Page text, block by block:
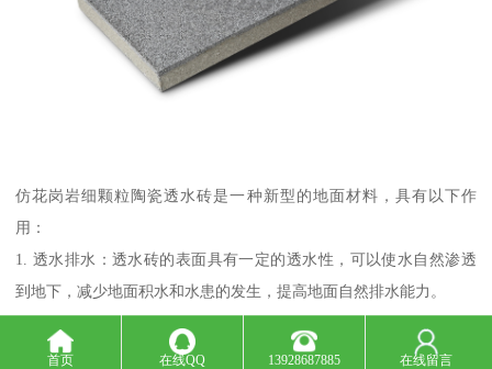
仿花岗岩细颗粒陶瓷透水砖是一种新型的地面材料，具有以下作
用：
1. 透水排水：透水砖的表面具有一定的透水性，可以使水自然渗透
到地下，减少地面积水和水患的发生，提高地面自然排水能力。
2. 保护环境：透水砖可以减少城市建成区的地面积水，减缓雨水径
流对自然水环境的冲击，保护自然生态环境的稳定性。
首页 在线QQ 13928687885 在线留言